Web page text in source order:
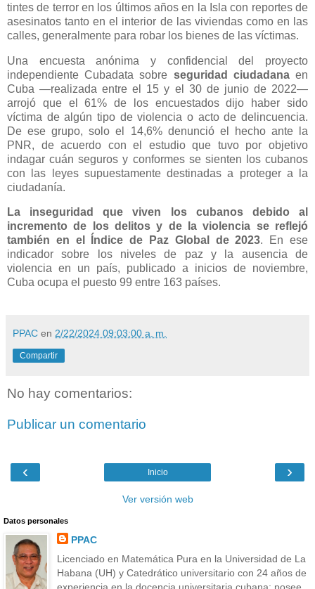
tintes de terror en los últimos años en la Isla con reportes de
asesinatos tanto en el interior de las viviendas como en las
calles, generalmente para robar los bienes de las víctimas.
Una encuesta anónima y confidencial del proyecto
independiente Cubadata sobre seguridad ciudadanaen
Cuba —realizada entre el 15 y el 30 de junio de 2022—
arrojó que el 61% de los encuestados dijo haber sido
víctima de algún tipo de violencia o acto de delincuencia.
De ese grupo, solo el 14,6% denunció el hecho ante la
PNR, de acuerdo con el estudio que tuvo por objetivo
indagar cuán seguros y conformes se sienten los cubanos
con las leyes supuestamente destinadas a proteger a la
ciudadanía.
La inseguridad que viven los cubanos debido al
incremento de los delitos y de la violencia se reflejó
también en el Índice de Paz Global de 2023. En ese
indicador sobre los niveles de paz y la ausencia de
violencia en un país, publicado a inicios de noviembre,
Cuba ocupa el puesto 99 entre 163 países.
PPAC en 2/22/2024 09:03:00 a. m.
Compartir
No hay comentarios:
Publicar un comentario
‹ ›
Inicio
Ver versión web
Datos personales
PPAC
Licenciado en Matemática Pura en la Universidad de La
Habana (UH) y Catedrático universitario con 24 años de